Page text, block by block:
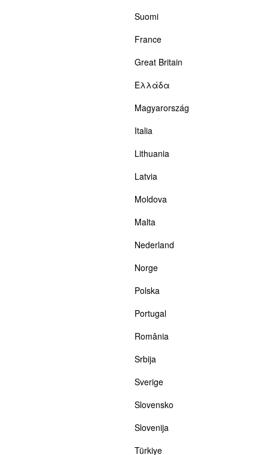
Suomi
France
Great Britain
Ελλάδα
Magyarország
Italia
Lithuania
Latvia
Moldova
Malta
Nederland
Norge
Polska
Portugal
România
Srbija
Sverige
Slovensko
Slovenija
Türkiye